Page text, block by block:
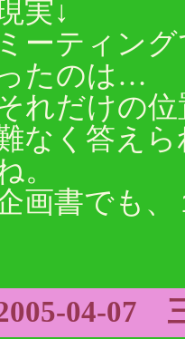
実↓
ミーティン
たのは…
れだけの
なく答え
。
画書でも
04-07